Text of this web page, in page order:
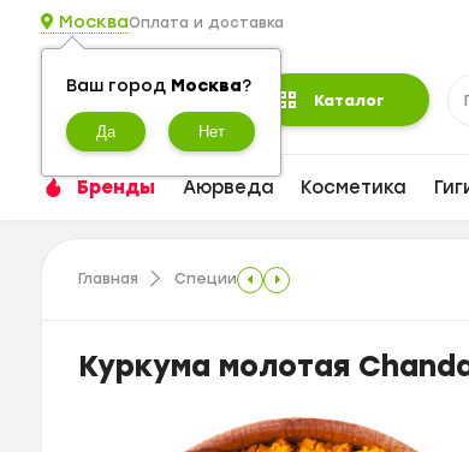
Москва
Ваш город Москва?
Оплата и доставка
Каталог
Бренды Аюрведа Косметика
Главная Специи
Куркума молотая